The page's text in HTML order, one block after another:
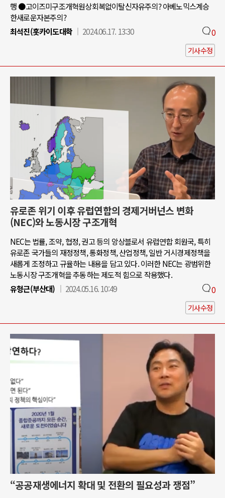
행 ●고이즈미구조개혁원상회복없이탈신자유주의? 아베노믹스계승
한새로운자본주의?
최석진(홋카이도대학
2024.06.17. 13:30 0
기사수정
유로존 위기 이후 유럽연합의 경제거버넌스 변화
(NEC)와 노동시장 구조개혁
NEC는 법률, 조약, 협정, 권고 등의 앙상블로서 유럽연합 회원국, 특히
유로존 국가들의 재정정책, 통화정책, 산업정책, 일반 거시경제정책을
새롭게 조정하고 규율하는 내용을 담고 있다. 이러한 NEC는 광범위한
노동시장 구조개혁을 추동하는 제도적 힘으로 작용했다.
유형근(부산대)
2024.05.16. 10:49 0
기사수정
“공공재생에너지 확대 및 전환의 필요성과 쟁점”